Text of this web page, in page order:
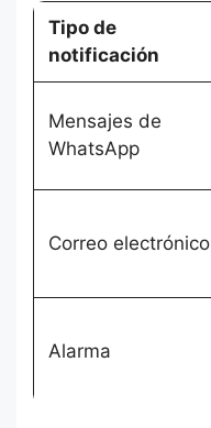
Tipo de
notificación
Mensajes de
WhatsApp
Correo electrónico
Alarma